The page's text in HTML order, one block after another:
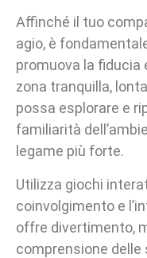
Affinché il tuo
agio, è
promuova la fiducia
zona tranquilla,
possa esplorare e
familiarità
legame più forte.
Utilizza giochi
coinvolgimento e
offre divertimento,
comprensione delle